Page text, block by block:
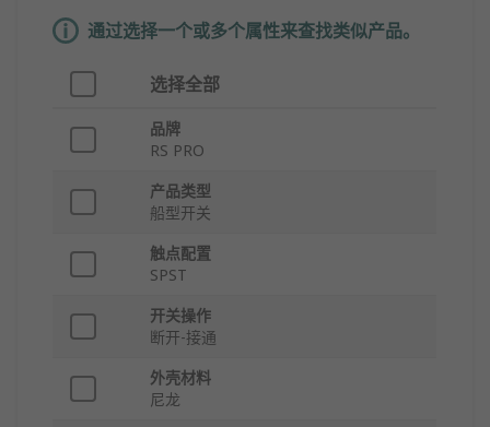
通过选择一个或多个属性来查找类似产品。
选择全部
品牌
RS PRO
产品类型
船型开关
触点配置
SPST
开关操作
断开-接通
外壳材料
尼龙